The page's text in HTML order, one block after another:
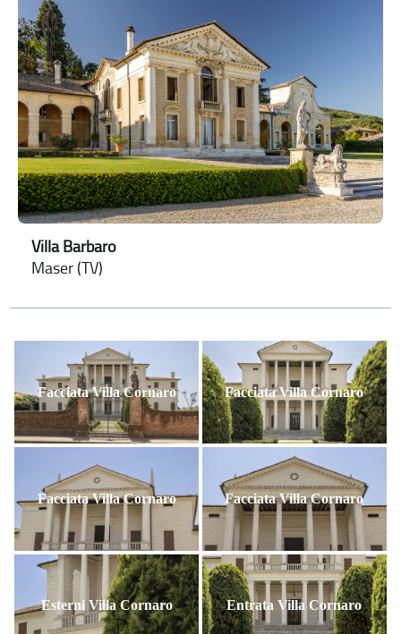
Villa Barbaro
Maser (TV)
Facciata Villa Cornaro Facciata Villa Cornaro
Facciata Villa Cornaro Facciata Villa Cornaro
Esterni Villa Cornaro Entrata Villa Cornaro